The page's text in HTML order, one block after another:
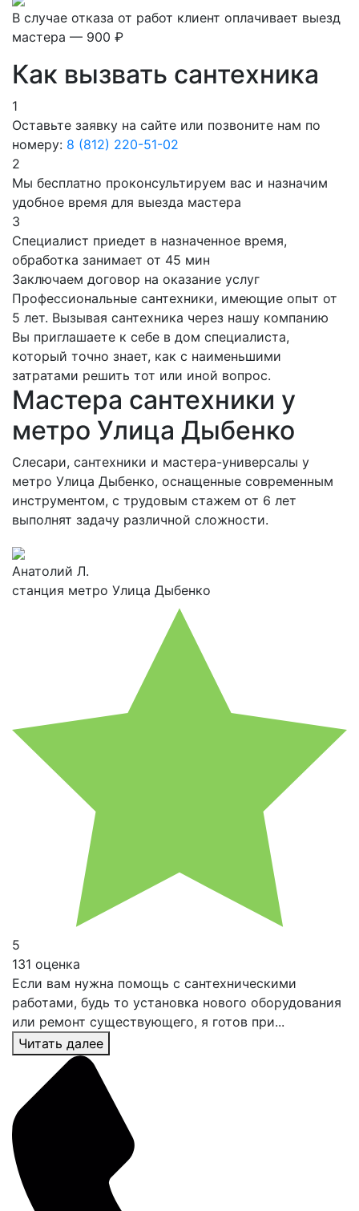
В случае отказа от работ клиент оплачивает выезд
мастера — 900 ₽
Как вызвать сантехника
1
Оставьте заявку на сайте или позвоните нам по
номеру: 8 (812) 220-51-02
2
Мы бесплатно проконсультируем вас и назначим
удобное время для выезда мастера
3
Специалист приедет в назначенное время,
обработка занимает от 45 мин
Заключаем договор на оказание услуг
Профессиональные сантехники, имеющие опыт от
5 лет. Вызывая сантехника через нашу компанию
Вы приглашаете к себе в дом специалиста,
который точно знает, как с наименьшими
затратами решить тот или иной вопрос.
Мастера сантехники у
метро Улица Дыбенко
Слесари, сантехники и мастера-универсалы у
метро Улица Дыбенко, оснащенные современным
инструментом, с трудовым стажем от 6 лет
выполнят задачу различной сложности.
Анатолий Л.
станция метро Улица Дыбенко
5
131 оценка
Если вам нужна помощь с сантехническими
работами, будь то установка нового оборудования
или ремонт существующего, я готов при...
Читать далее